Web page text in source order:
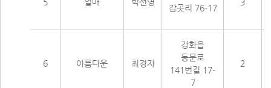
갑곳리 76-17
6 아름다운 최경자
강화읍
동문로
141번길 17-
7
2